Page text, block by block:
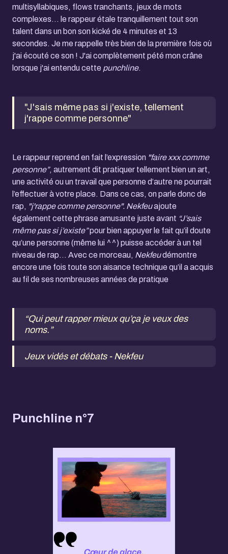
multisyllabiques, flows tranchants, jeux de mots
complexes… le rappeur étale tranquillement tout son
talent dans un bon son kické de 4 minutes et 13
secondes. Je me rappelle très bien de la première fois où
j'ai écouté ce son ! J'ai complètement pété mon crâne
lorsque j'ai entendu cette punchline.
"J'sais même pas si j'existe, tellement
j'rappe comme personne"
Le rappeur reprend en fait l’expression "faire xxx comme
personne”, autrement dit pratiquer tellement bien un art,
une activité ou un travail que personne d’autre ne pourrait
l’effectuer à votre place. Dans ce cas, on parle donc de
rap, "j'rappe comme personne". Nekfeuajoute
également cette phrase amusante juste avant “J’sais
même pas si j’existe”pour bien appuyer le fait qu’il doute
qu’une personne (même lui ^^) puisse accéder à un tel
niveau de rap… Avec ce morceau, Nekfeudémontre
encore une fois toute son aisance technique qu’il a acquis
au fil de ses nombreuses années de pratique
“Qui peut rapper mieux qu’ça je veux des
noms.”
Jeux vidés et débats - Nekfeu
Punchline n°7